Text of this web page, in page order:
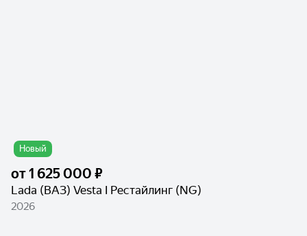
Новый
от1 625 000 ₽
Lada (ВАЗ) Vesta I Рестайлинг (NG)
2026